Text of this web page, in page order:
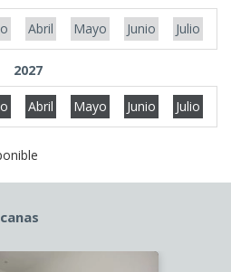
Abril Mayo Junio Julio
2027
Abril Mayo Junio Julio